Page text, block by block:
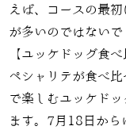
えば、コースの最
が多いのではない
【ユッケドッグ食
ペシャリテが食べ
で楽しむユッケド
ます。7月18日から